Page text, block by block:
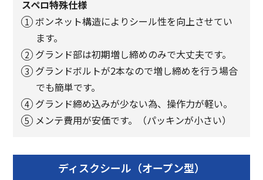
スペロ特殊仕様
ボンネット構造によりシール性を向上させてい
ます。
グランド部は初期増し締めのみで大丈夫です。
グランドボルトが2本なので増し締めを行う場合
でも簡単です。
グランド締め込みが少ない為、操作力が軽い。
メンテ費用が安価です。（パッキンが小さい）
ディスクシール（オープン型）